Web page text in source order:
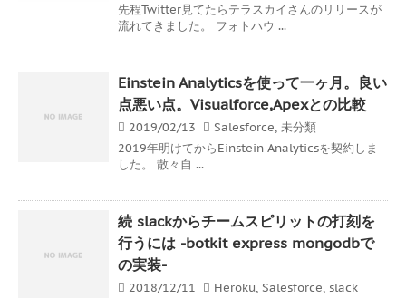
先程Twitter見てたらテラスカイさんのリリースが
流れてきました。 フォトハウ ...
Einstein Analyticsを使って一ヶ月。良い
点悪い点。Visualforce,Apexとの比較
2019/02/13 Salesforce, 未分類
2019年明けてからEinstein Analyticsを契約しま
した。 散々自 ...
続 slackからチームスピリットの打刻を
行うには -botkit express mongodbで
の実装-
2018/12/11 Heroku, Salesforce, slack